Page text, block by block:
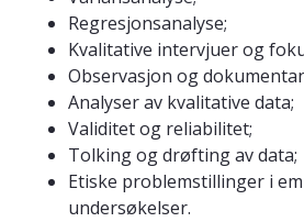
Regresjonsanalyse;
Kvalitative intervjuer og
Observasjon og
Analyser av kvalitative data;
Validitet og reliabilitet;
Tolking og drøfting av data;
Etiske problemstillinger i
undersøkelser.